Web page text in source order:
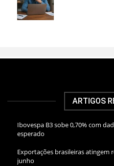
ARTIGOS
Ibovespa B3 sobe 0,70% com
esperado
Exportações brasileiras atingem
junho